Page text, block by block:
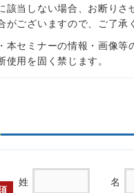
該当しない場合、お断りさ
がございますので、ご了承
・本セミナーの情報・画像等
使⽤を固く禁じます。
姓 名